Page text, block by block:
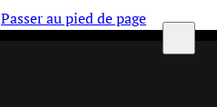
Passer au pied de page